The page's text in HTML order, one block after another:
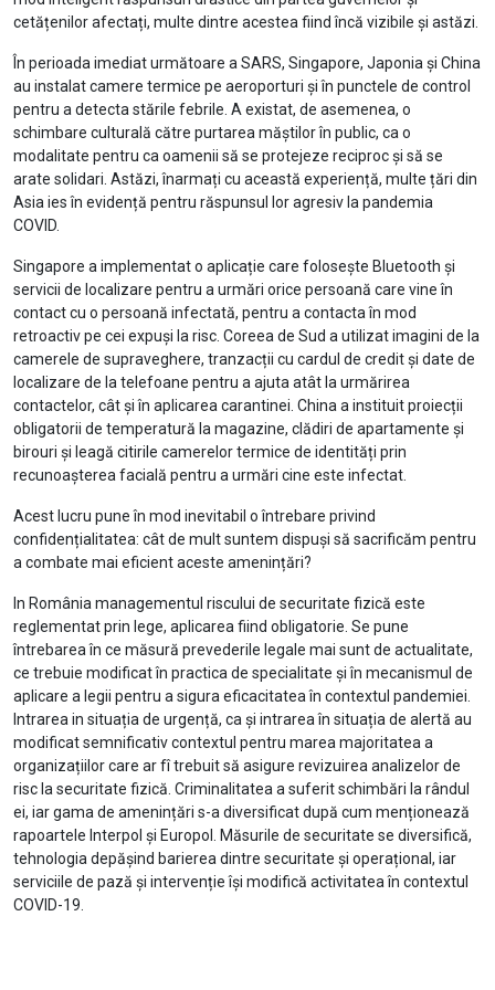
cetățenilor afectați, multe dintre acestea fiind încă vizibile și astăzi.
În perioada imediat următoare a SARS, Singapore, Japonia și China
au instalat camere termice pe aeroporturi și în punctele de control
pentru a detecta stările febrile. A existat, de asemenea, o
schimbare culturală către purtarea măștilor în public, ca o
modalitate pentru ca oamenii să se protejeze reciproc și să se
arate solidari. Astăzi, înarmați cu această experiență, multe țări din
Asia ies în evidență pentru răspunsul lor agresiv la pandemia
COVID.
Singapore a implementat o aplicație care folosește Bluetooth și
servicii de localizare pentru a urmări orice persoană care vine în
contact cu o persoană infectată, pentru a contacta în mod
retroactiv pe cei expuși la risc. Coreea de Sud a utilizat imagini de la
camerele de supraveghere, tranzacții cu cardul de credit și date de
localizare de la telefoane pentru a ajuta atât la urmărirea
contactelor, cât și în aplicarea carantinei. China a instituit proiecții
obligatorii de temperatură la magazine, clădiri de apartamente și
birouri și leagă citirile camerelor termice de identități prin
recunoașterea facială pentru a urmări cine este infectat.
Acest lucru pune în mod inevitabil o întrebare privind
confidențialitatea: cât de mult suntem dispuși să sacrificăm pentru
a combate mai eficient aceste amenințări?
In România managementul riscului de securitate fizică este
reglementat prin lege, aplicarea fiind obligatorie. Se pune
întrebarea în ce măsură prevederile legale mai sunt de actualitate,
ce trebuie modificat în practica de specialitate și în mecanismul de
aplicare a legii pentru a sigura eficacitatea în contextul pandemiei.
Intrarea in situația de urgență, ca și intrarea în situația de alertă au
modificat semnificativ contextul pentru marea majoritatea a
organizațiilor care ar fî trebuit să asigure revizuirea analizelor de
risc la securitate fizică. Criminalitatea a suferit schimbări la rândul
ei, iar gama de amenințări s-a diversificat după cum menționează
rapoartele Interpol și Europol. Măsurile de securitate se diversifică,
tehnologia depășind barierea dintre securitate și operațional, iar
serviciile de pază și intervenție își modifică activitatea în contextul
COVID-19.